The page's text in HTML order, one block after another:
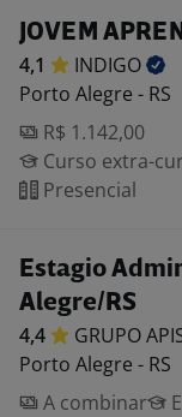
JOVEM
4,1
INDIGO
Porto Alegre - RS
R$ 1.142,00
Curso extra-
Presencial
Estagio
Alegre/RS
4,4 GRUPO
Porto Alegre - RS
A combinar